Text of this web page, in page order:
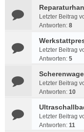
Letzter Beitrag
Antworten: 8
Letzter Beitrag
Antworten: 5
Letzter Beitrag
Antworten: 10
Letzter Beitrag
Antworten: 11